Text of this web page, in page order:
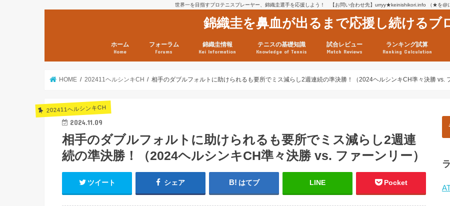
世界一を目指すプロテニスプレーヤー、錦織圭選手を応援しよう！ 【お問い合わせ先】urryy★keinishikori.info （★を@
錦織圭を鼻血が出るまで応援し続けるブ
ホーム
Home
フォーラム
Forums
錦織圭情報
Kei Information
日現在）
点）
テニスの基礎知識
Knowledge of Tennis
試合レビュー
Match Reviews
ランキング試算
Ranking Calculation
HOME 202411ヘルシンキCH 相手のダブルフォルトに助けられるも要所でミス減らし2週連続の準決勝！（2024ヘルシンキCH準々決勝 vs.
202411ヘルシンキCH
2024.11.09
相手のダブルフォルトに助けられるも要所でミス減らし2週連
続の準決勝！（2024ヘルシンキCH準々決勝 vs. ファーンリー）
ツイート シェア はてブ LINE Pocket